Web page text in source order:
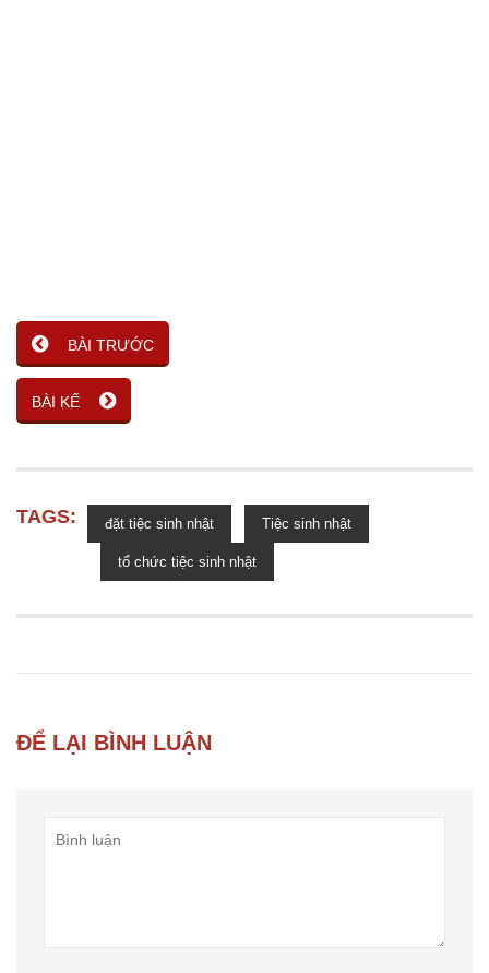
BÀI TRƯỚC
BÀI KẾ
TAGS: đặt tiệc sinh nhật Tiệc sinh nhật
tổ chức tiệc sinh nhật
ĐỂ LẠI BÌNH LUẬN